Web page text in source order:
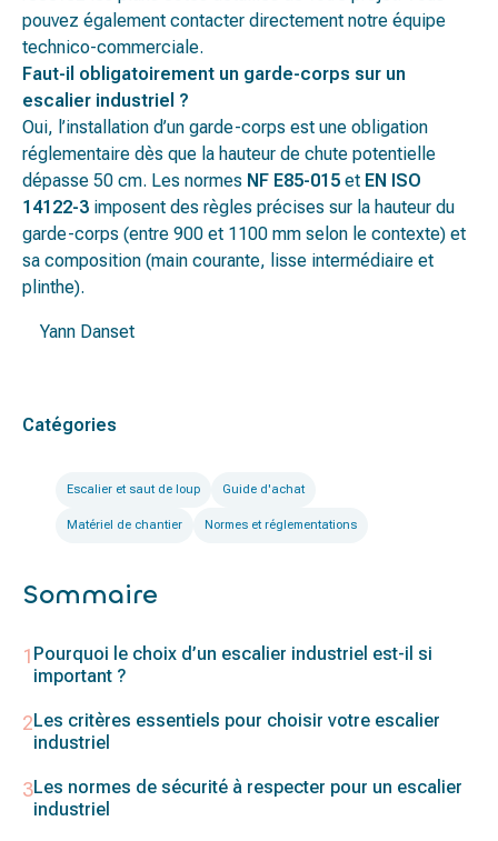
pouvez également contacter directement notre équipe
technico-commerciale.
Faut-il obligatoirement un garde-corps sur un
escalier industriel ?
Oui, l’installation d’un garde-corps est une obligation
réglementaire dès que la hauteur de chute potentielle
dépasse 50 cm. Les normes NF E85-015 et EN ISO
14122-3 imposent des règles précises sur la hauteur du
garde-corps (entre 900 et 1100 mm selon le contexte) et
sa composition (main courante, lisse intermédiaire et
plinthe).
Yann Danset
Catégories
Escalier et saut de loup Guide d'achat
Matériel de chantier Normes et réglementations
Sommaire
Pourquoi le choix d’un escalier industriel est-il si
important ?
Les critères essentiels pour choisir votre escalier
industriel
Les normes de sécurité à respecter pour un escalier
industriel